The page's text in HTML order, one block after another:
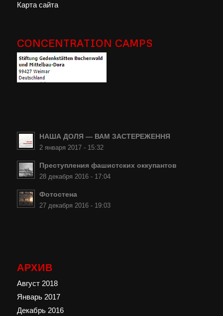
Карта сайта
CONCENTRATION CAMPS
НАША ДОЛЯ — ВАМ ЗАСТЕРЕЖЕННЯ
2 января 2017 - 15:32
Преступления фашистских оккупантов
28 декабря 2016 - 17:04
Фотостена
27 декабря 2016 - 19:03
АРХИВ
Август 2018
Январь 2017
Декабрь 2016